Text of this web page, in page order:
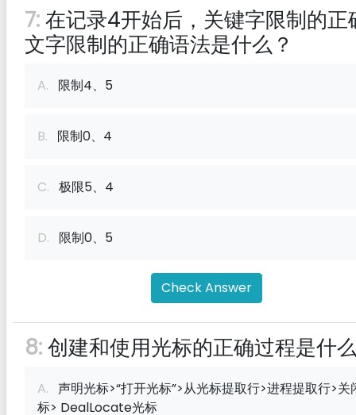
7:在记录4开始后，关键字限制的正
文字限制的正确语法是什么？
A. 限制4、5
B. 限制0、4
C. 极限5、4
D. 限制0、5
Check Answer
8:创建和使用光标的正确过程是什
A. 声明光标>“打开光标”>从光标提取行>进程提取行>关
标> DealLocate光标